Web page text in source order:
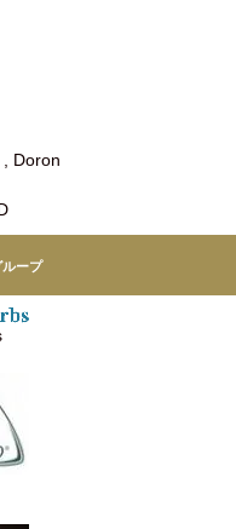
Doron
ループ